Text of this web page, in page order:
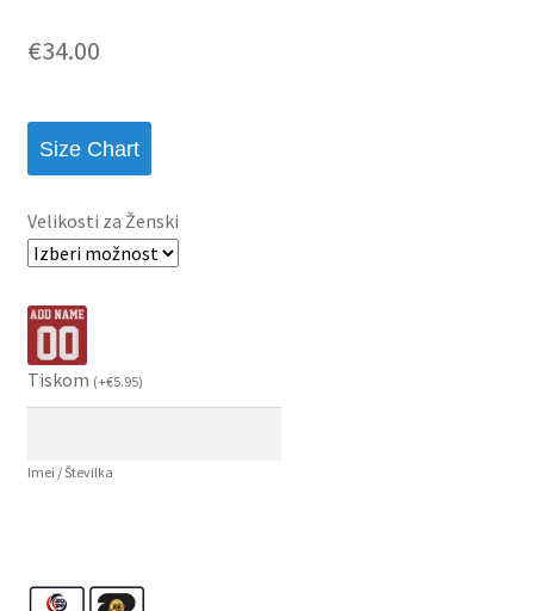
€34.00
Size Chart
Velikosti za Ženski
Tiskom (+€5.95)
Imei / Številka